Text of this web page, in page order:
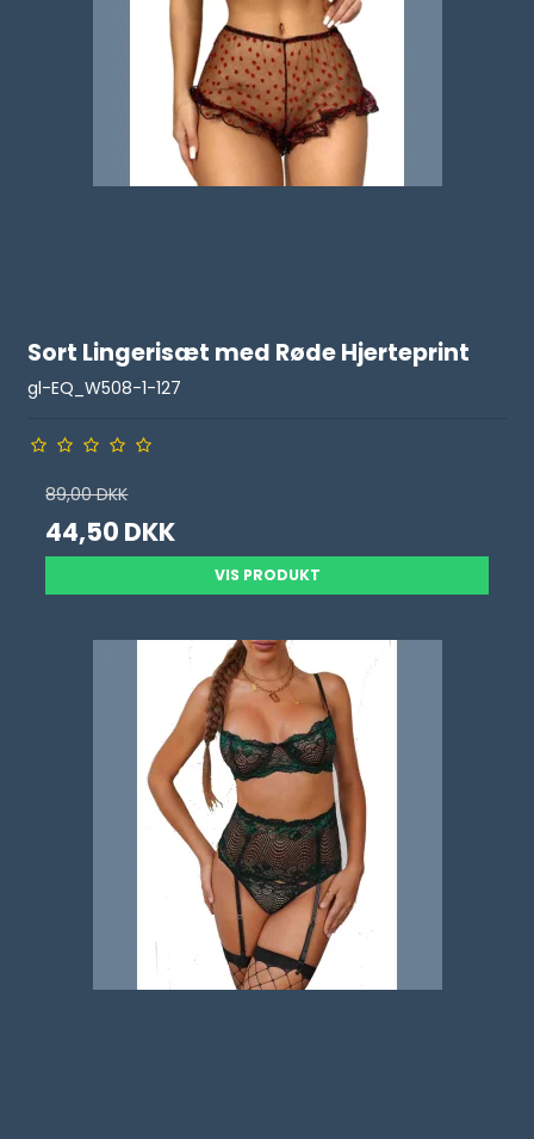
Sort Lingerisæt med Røde Hjerteprint
gl-EQ_W508-1-127
89,00 DKK
44,50 DKK
VIS PRODUKT